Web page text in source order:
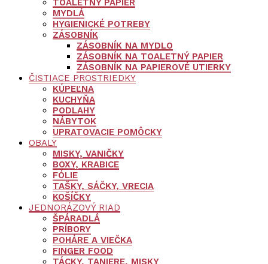
TOALETNÝ PAPIER
MYDLÁ
HYGIENICKÉ POTREBY
ZÁSOBNÍK
ZÁSOBNÍK NA MYDLO
ZÁSOBNÍK NA TOALETNÝ PAPIER
ZÁSOBNÍK NA PAPIEROVÉ UTIERKY
ČISTIACE PROSTRIEDKY
KÚPEĽNA
KUCHYŇA
PODLAHY
NÁBYTOK
UPRATOVACIE POMÔCKY
OBALY
MISKY, VANIČKY
BOXY, KRABICE
FÓLIE
TAŠKY, SÁČKY, VRECIA
KOŠÍČKY
JEDNORÁZOVÝ RIAD
ŠPÁRADLÁ
PRÍBORY
POHÁRE A VIEČKA
FINGER FOOD
TÁCKY, TANIERE, MISKY